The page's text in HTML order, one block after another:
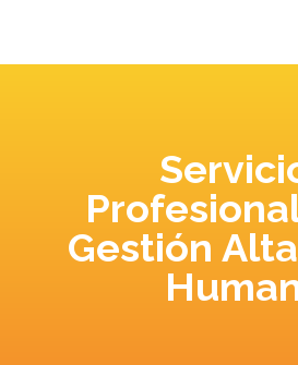
Gestión